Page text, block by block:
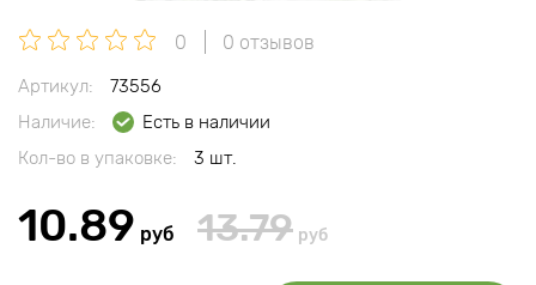
0 0 отзывов
Артикул:
73556
Наличие:
Есть в наличии
Кол-во в упаковке:
3 шт.
10.89 руб 13.79 руб